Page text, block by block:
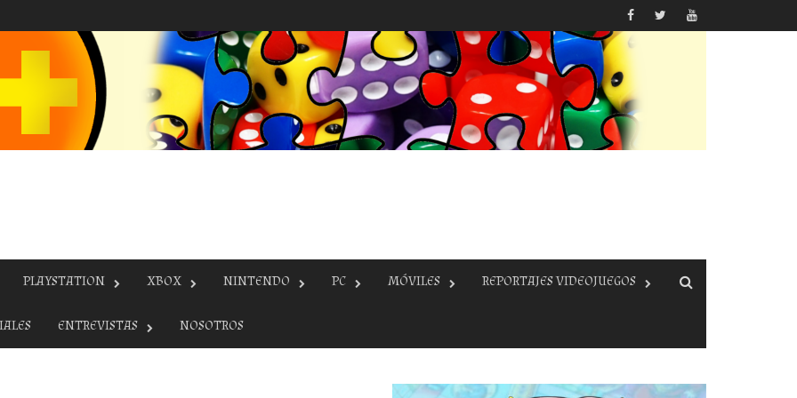
PLAYSTATION XBOX NINTENDO PC MÓVILES REPORTAJES VIDEOJUEGOS
ENTREVISTAS NOSOTROS